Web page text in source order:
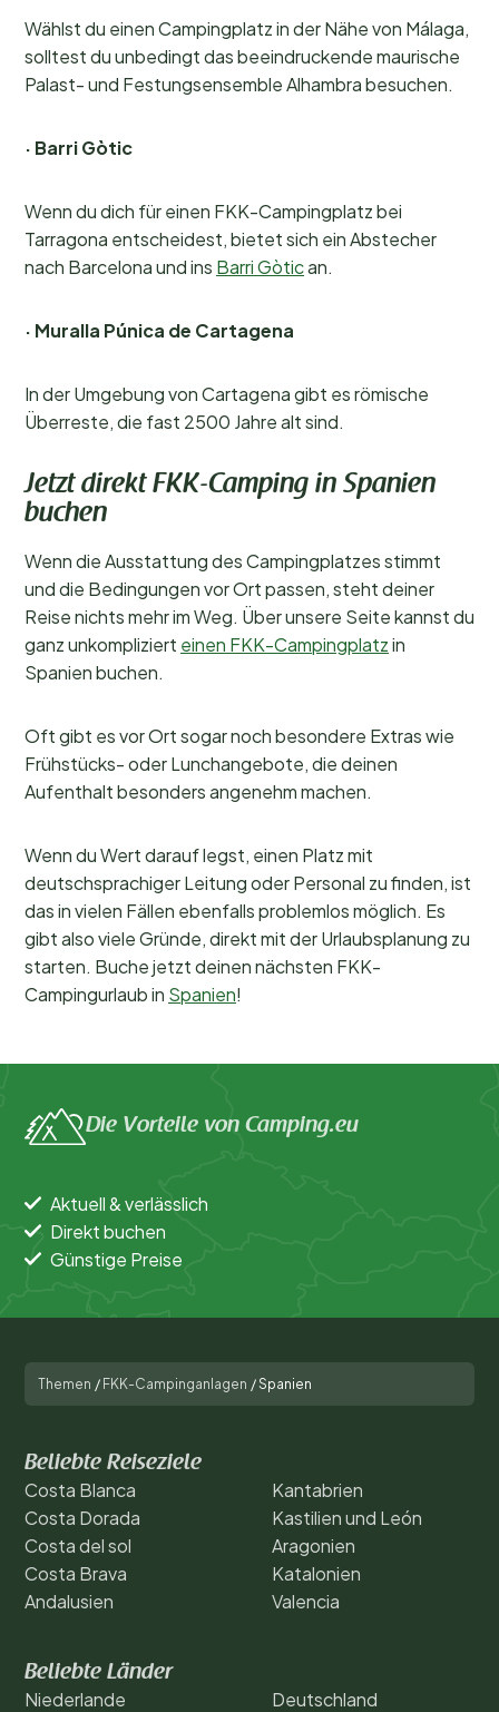
Wählst du einen Campingplatz in der Nähe von Málaga,
solltest du unbedingt das beeindruckende maurische
Palast- und Festungsensemble Alhambra besuchen.
· Barri Gòtic
Wenn du dich für einen FKK-Campingplatz bei
Tarragona entscheidest, bietet sich ein Abstecher
nach Barcelona und ins Barri Gòtican.
· Muralla Púnica de Cartagena
In der Umgebung von Cartagena gibt es römische
Überreste, die fast 2500 Jahre alt sind.
Jetzt direkt FKK-Camping in Spanien
buchen
Wenn die Ausstattung des Campingplatzes stimmt
und die Bedingungen vor Ort passen, steht deiner
Reise nichts mehr im Weg. Über unsere Seite kannst du
ganz unkompliziert einen FKK-Campingplatzin
Spanien buchen.
Oft gibt es vor Ort sogar noch besondere Extras wie
Frühstücks- oder Lunchangebote, die deinen
Aufenthalt besonders angenehm machen.
Wenn du Wert darauf legst, einen Platz mit
deutschsprachiger Leitung oder Personal zu finden, ist
das in vielen Fällen ebenfalls problemlos möglich. Es
gibt also viele Gründe, direkt mit der Urlaubsplanung zu
starten. Buche jetzt deinen nächsten FKK-
Campingurlaub in Spanien!
Die Vorteile von Camping.eu
Aktuell & verlässlich
Direkt buchen
Günstige Preise
Themen / FKK-Campinganlagen /Spanien
Beliebte Reiseziele
Costa Blanca
Costa Dorada
Costa del sol
Costa Brava
Andalusien
Kantabrien
Kastilien und León
Aragonien
Katalonien
Valencia
Beliebte Länder
Niederlande
Deutschland